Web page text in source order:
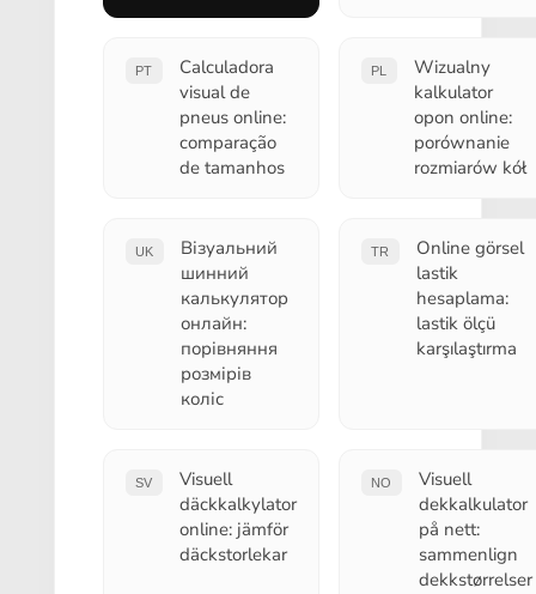
PT
Calculadora
visual de
pneus online:
comparação
de tamanhos
PL
Wizualny
kalkulator
opon online:
porównanie
rozmiarów kół
UK
Візуальний
шинний
калькулятор
онлайн:
порівняння
розмірів
коліс
TR
Online görsel
lastik
hesaplama:
lastik ölçü
karşılaştırma
SV
Visuell
däckkalkylator
online: jämför
däckstorlekar
NO
Visuell
dekkalkulator
på nett:
sammenlign
dekkstørrelser